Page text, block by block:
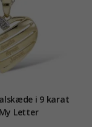
i 9 karat
Letter